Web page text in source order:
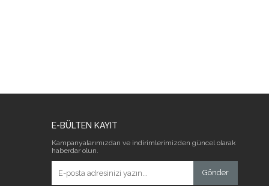
E-BÜLTEN KAYIT
Kampanyalarımızdan ve indirimlerimizden güncel olarak
haberdar olun.
Gönder